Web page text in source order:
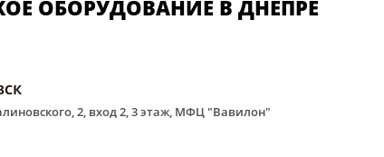
ОБОРУДОВАНИЕ В ДНЕПРЕ
2, вход 2, 3 этаж, МФЦ "Вавилон"